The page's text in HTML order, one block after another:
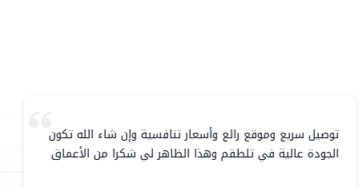
توصيل سريع وموقع رائع وأسعار تنافسية وإن شاء الله تكون
الجودة عالية في تلطقم وهذا الظاهر لي شكرا من الأعماق